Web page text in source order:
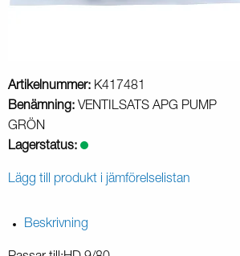
Artikelnummer: K417481
Benämning: VENTILSATS APG PUMP
GRÖN
Lagerstatus:
Lägg till produkt i jämförelselistan
Beskrivning